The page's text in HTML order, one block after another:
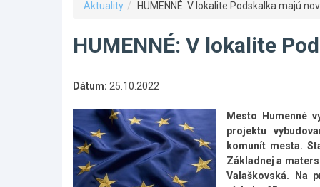
Aktuality HUMENNÉ: V lokalite Podskalka majú
HUMENNÉ: V lokalite
Dátum: 25.10.2022
Mesto Humenné
projektu
komunít mesta.
Základnej a
Valaškovská. Na